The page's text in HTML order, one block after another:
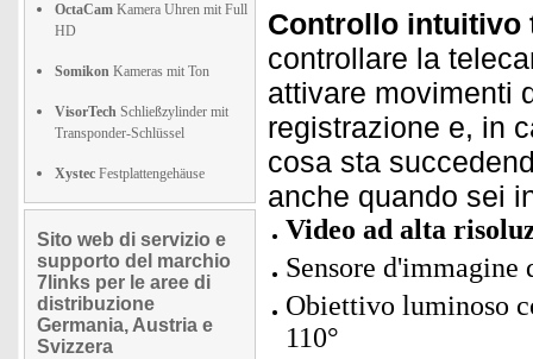
OctaCam Kamera Uhren mit Full
HD
Somikon Kameras mit Ton
VisorTech Schließzylinder mit
Transponder-Schlüssel
Xystec Festplattengehäuse
Sito web di servizio e
supporto del marchio
7links per le aree di
distribuzione
Germania, Austria e
Svizzera
Controllo intuitivo
controllare la
attivare movimenti
registrazione e, in
cosa sta
anche quando sei
Video ad alta
Sensore d'immagine
Obiettivo luminoso
110°